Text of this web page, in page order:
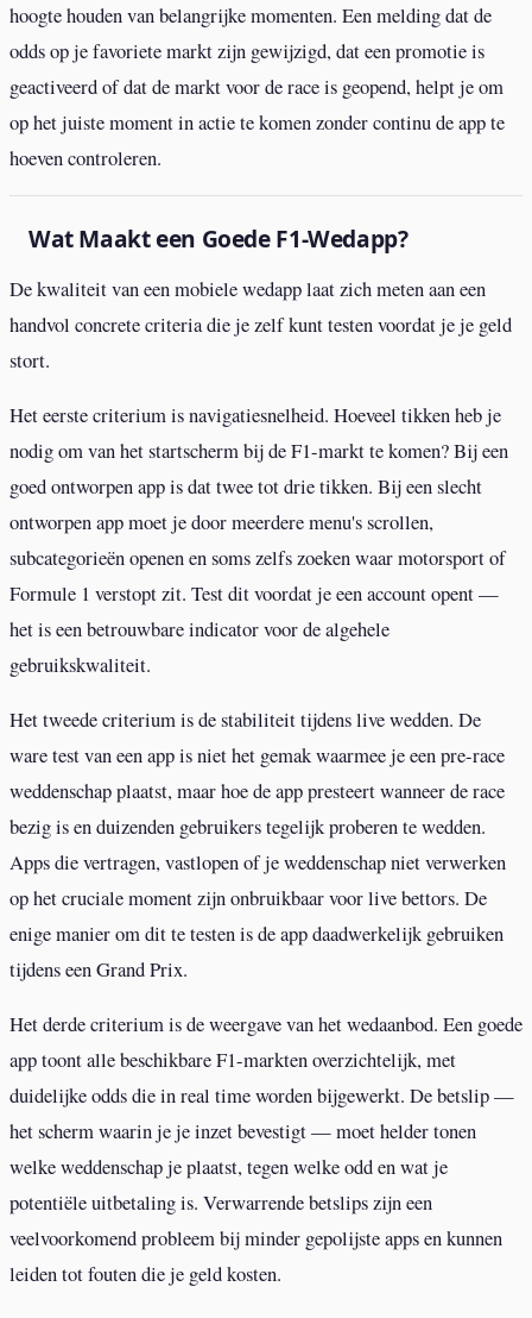
hoogte houden van belangrijke momenten. Een melding dat de
odds op je favoriete markt zijn gewijzigd, dat een promotie is
geactiveerd of dat de markt voor de race is geopend, helpt je om
op het juiste moment in actie te komen zonder continu de app te
hoeven controleren.
Wat Maakt een Goede F1-Wedapp?
De kwaliteit van een mobiele wedapp laat zich meten aan een
handvol concrete criteria die je zelf kunt testen voordat je je geld
stort.
Het eerste criterium is navigatiesnelheid. Hoeveel tikken heb je
nodig om van het startscherm bij de F1-markt te komen? Bij een
goed ontworpen app is dat twee tot drie tikken. Bij een slecht
ontworpen app moet je door meerdere menu's scrollen,
subcategorieën openen en soms zelfs zoeken waar motorsport of
Formule 1 verstopt zit. Test dit voordat je een account opent —
het is een betrouwbare indicator voor de algehele
gebruikskwaliteit.
Het tweede criterium is de stabiliteit tijdens live wedden. De
ware test van een app is niet het gemak waarmee je een pre-race
weddenschap plaatst, maar hoe de app presteert wanneer de race
bezig is en duizenden gebruikers tegelijk proberen te wedden.
Apps die vertragen, vastlopen of je weddenschap niet verwerken
op het cruciale moment zijn onbruikbaar voor live bettors. De
enige manier om dit te testen is de app daadwerkelijk gebruiken
tijdens een Grand Prix.
Het derde criterium is de weergave van het wedaanbod. Een goede
app toont alle beschikbare F1-markten overzichtelijk, met
duidelijke odds die in real time worden bijgewerkt. De betslip —
het scherm waarin je je inzet bevestigt — moet helder tonen
welke weddenschap je plaatst, tegen welke odd en wat je
potentiële uitbetaling is. Verwarrende betslips zijn een
veelvoorkomend probleem bij minder gepolijste apps en kunnen
leiden tot fouten die je geld kosten.